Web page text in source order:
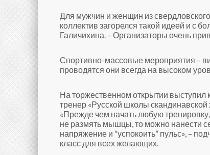
Для мужчин и женщин из
коллектив загорелся такой идеей и с
Галичихина. – Организаторы очень
Спортивно-массовые мероприятия –
проводятся они всегда на высоком
На торжественном открытии выступил
тренер «Русской школы
«Прежде чем начать любую
не размять мышцы, то можно нанести
напряжение и “успокоить” пульс», –
класс для всех желающих.